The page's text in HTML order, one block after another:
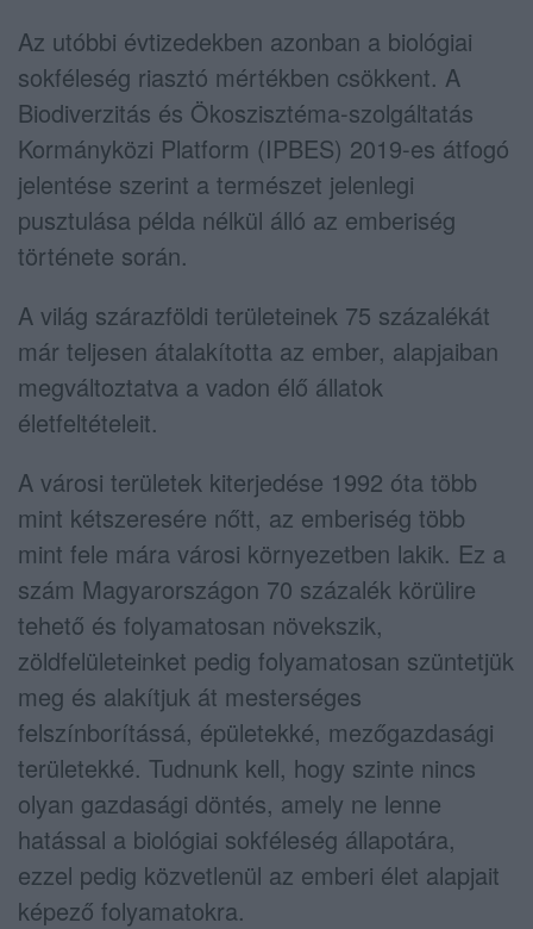
Az utóbbi évtizedekben azonban a biológiai
sokféleség riasztó mértékben csökkent. A
Biodiverzitás és Ökoszisztéma-szolgáltatás
Kormányközi Platform (IPBES) 2019-es átfogó
jelentése szerint a természet jelenlegi
pusztulása példa nélkül álló az emberiség
története során.
A világ szárazföldi területeinek 75 százalékát
már teljesen átalakította az ember, alapjaiban
megváltoztatva a vadon élő állatok
életfeltételeit.
A városi területek kiterjedése 1992 óta több
mint kétszeresére nőtt, az emberiség több
mint fele mára városi környezetben lakik. Ez a
szám Magyarországon 70 százalék körülire
tehető és folyamatosan növekszik,
zöldfelületeinket pedig folyamatosan szüntetjük
meg és alakítjuk át mesterséges
felszínborítássá, épületekké, mezőgazdasági
területekké. Tudnunk kell, hogy szinte nincs
olyan gazdasági döntés, amely ne lenne
hatással a biológiai sokféleség állapotára,
ezzel pedig közvetlenül az emberi élet alapjait
képező folyamatokra.